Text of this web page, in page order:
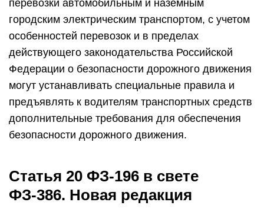
перевозки автомобильным и наземным
городским электрическим транспортом, с учетом
особенностей перевозок и в пределах
действующего законодательства Российской
Федерации о безопасности дорожного движения
могут устанавливать специальные правила и
предъявлять к водителям транспортных средств
дополнительные требования для обеспечения
безопасности дорожного движения.
Статья 20 ФЗ-196 в свете
ФЗ-386. Новая редакция